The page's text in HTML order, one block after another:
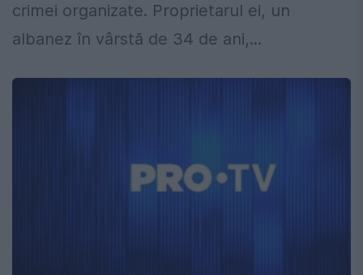
crimei organizate. Proprietarul ei, un
albanez în vârstă de 34 de ani,...